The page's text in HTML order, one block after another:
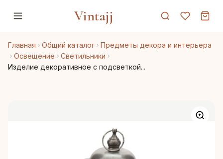
Vintajj
Главная Общий каталог
Предметы декора и интерьера
Освещение
Светильники
Изделие декоративное с подсветкой...